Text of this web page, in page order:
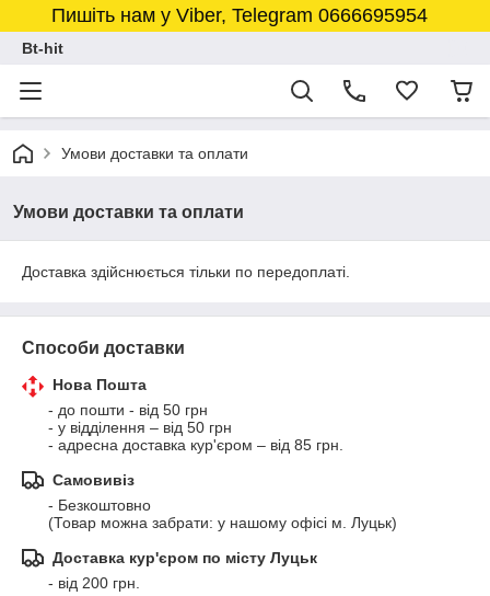
Пишіть нам у Viber, Telegram 0666695954
Bt-hit
Умови доставки та оплати
Умови доставки та оплати
Доставка здійснюється тільки по передоплаті.
Способи доставки
Нова Пошта
- до пошти - від 50 грн
- у відділення – від 50 грн
- адресна доставка кур'єром – від 85 грн.
Самовивіз
- Безкоштовно
(Товар можна забрати: у нашому офісі м. Луцьк)
Доставка кур'єром по місту Луцьк
- від 200 грн.